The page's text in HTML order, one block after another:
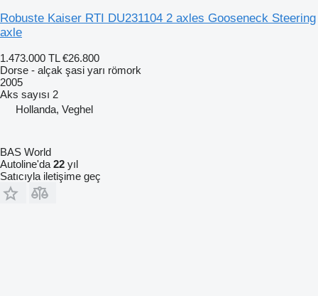
Robuste Kaiser RTI DU231104 2 axles Gooseneck Steering
axle
1.473.000 TL €26.800
Dorse - alçak şasi yarı römork
2005
Aks sayısı 2
Hollanda, Veghel
BAS World
Autoline'da 22 yıl
Satıcıyla iletişime geç